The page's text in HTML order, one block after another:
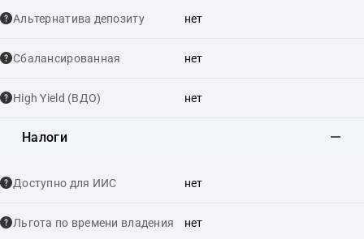
Альтернатива депозиту нет
Сбалансированная нет
High Yield (ВДО) нет
Налоги
Доступно для ИИС нет
Льгота по времени владения нет